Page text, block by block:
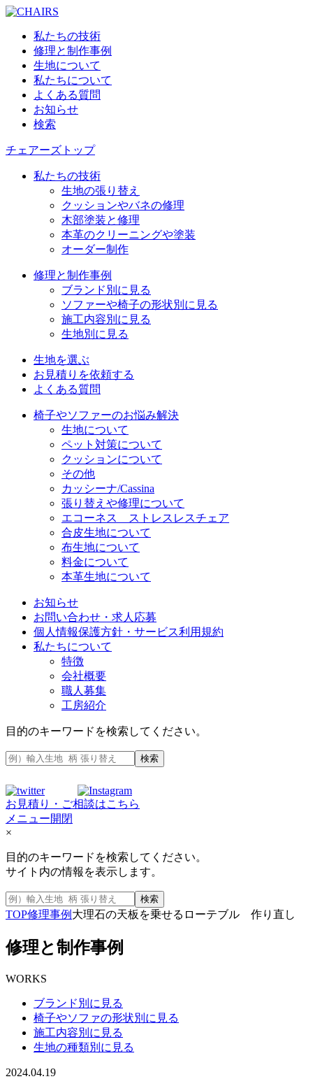
私たちの技術
修理と制作事例
生地について
私たちについて
よくある質問
お知らせ
検索
チェアーズトップ
私たちの技術
生地の張り替え
クッションやバネの修理
木部塗装と修理
本革のクリーニングや塗装
オーダー制作
修理と制作事例
ブランド別に見る
ソファーや椅子の形状別に見る
施工内容別に見る
生地別に見る
生地を選ぶ
お見積りを依頼する
よくある質問
椅子やソファーのお悩み解決
生地について
ペット対策について
クッションについて
その他
カッシーナ/Cassina
張り替えや修理について
エコーネス ストレスレスチェア
合皮生地について
布生地について
料金について
本革生地について
お知らせ
お問い合わせ・求人応募
個人情報保護方針・サービス利用規約
私たちについて
特徴
会社概要
職人募集
工房紹介
目的のキーワードを検索してください。
検索
お見積り・ご相談はこちら
メニュー開閉
×
目的のキーワードを検索してください。
サイト内の情報を表示します。
検索
TOP修理事例 大理石の天板を乗せるローテブル 作り直し
修理と制作事例
WORKS
ブランド別に見る
椅子やソファの形状別に見る
施工内容別に見る
生地の種類別に見る
2024.04.19